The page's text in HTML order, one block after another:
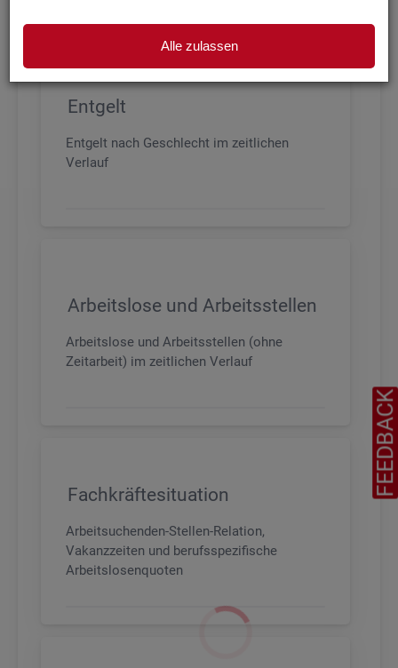
Alle zulassen
Entgelt
Entgelt nach Geschlecht im zeitlichen
Verlauf
Arbeitslose und Arbeitsstellen
Arbeitslose und Arbeitsstellen (ohne
Zeitarbeit) im zeitlichen Verlauf
Fachkräftesituation
Arbeitsuchenden-Stellen-Relation,
Vakanzzeiten und berufsspezifische
Arbeitslosenquoten
FEEDBACK